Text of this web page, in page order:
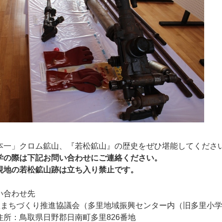
一」クロム鉱山、『若松鉱山』の歴史をぜひ堪能してくださ
際は下記お問い合わせにご連絡ください。
地の若松鉱山跡は立ち入り禁止です。
合わせ先
ちづくり推進協議会（多里地域振興センター内（旧多里小学
鳥取県日野郡日南町多里826番地